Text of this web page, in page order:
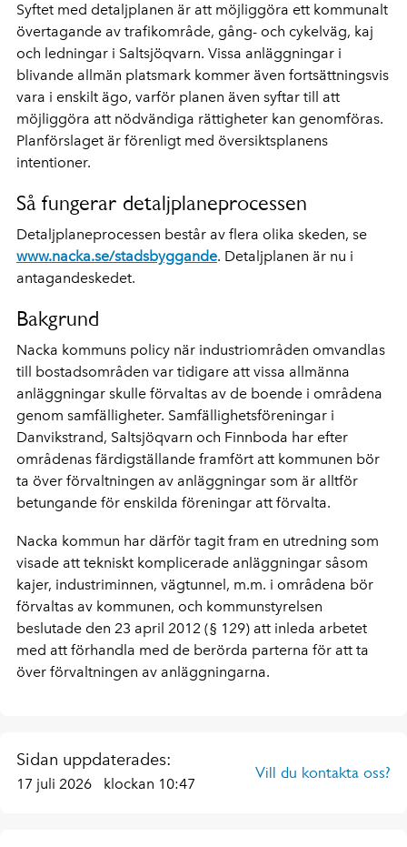
Syftet med detaljplanen är att möjliggöra ett kommunalt
övertagande av trafikområde, gång- och cykelväg, kaj
och ledningar i Saltsjöqvarn. Vissa anläggningar i
blivande allmän platsmark kommer även fortsättningsvis
vara i enskilt ägo, varför planen även syftar till att
möjliggöra att nödvändiga rättigheter kan genomföras.
Planförslaget är förenligt med översiktsplanens
intentioner.
Så fungerar detaljplaneprocessen
Detaljplaneprocessen består av flera olika skeden, se
www.nacka.se/stadsbyggande. Detaljplanen är nu i
antagandeskedet.
Bakgrund
Nacka kommuns policy när industriområden omvandlas
till bostadsområden var tidigare att vissa allmänna
anläggningar skulle förvaltas av de boende i områdena
genom samfälligheter. Samfällighetsföreningar i
Danvikstrand, Saltsjöqvarn och Finnboda har efter
områdenas färdigställande framfört att kommunen bör
ta över förvaltningen av anläggningar som är alltför
betungande för enskilda föreningar att förvalta.
Nacka kommun har därför tagit fram en utredning som
visade att tekniskt komplicerade anläggningar såsom
kajer, industriminnen, vägtunnel, m.m. i områdena bör
förvaltas av kommunen, och kommunstyrelsen
beslutade den 23 april 2012 (§ 129) att inleda arbetet
med att förhandla med de berörda parterna för att ta
över förvaltningen av anläggningarna.
Sidan uppdaterades:
17 juli 2026 klockan 10:47
Vill du kontakta oss?